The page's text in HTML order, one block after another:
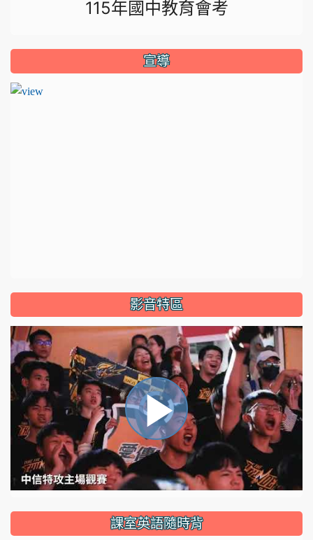
115年國中教育會考
宣導
影音特區
視
頻
播
正
播
放
課室英語隨時背